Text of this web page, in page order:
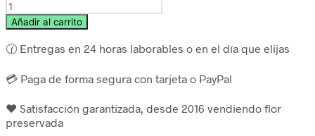
Añadir al carrito
🕜 Entregas en 24 horas laborables o en el día que elijas
💳 Paga de forma segura con tarjeta o PayPal
❤️ Satisfacción garantizada, desde 2016 vendiendo flor
preservada